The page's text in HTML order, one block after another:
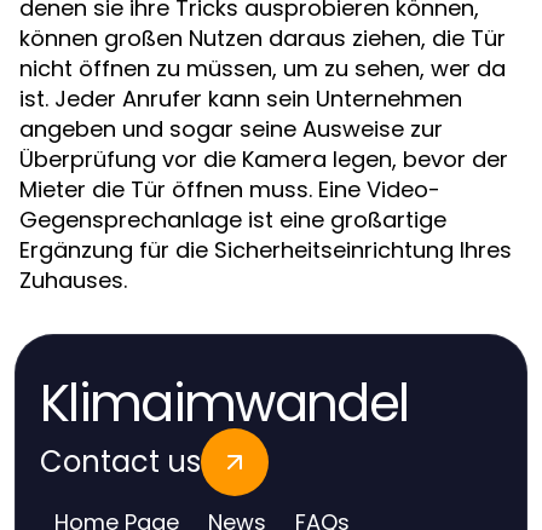
denen sie ihre Tricks ausprobieren können,
können großen Nutzen daraus ziehen, die Tür
nicht öffnen zu müssen, um zu sehen, wer da
ist. Jeder Anrufer kann sein Unternehmen
angeben und sogar seine Ausweise zur
Überprüfung vor die Kamera legen, bevor der
Mieter die Tür öffnen muss. Eine Video-
Gegensprechanlage ist eine großartige
Ergänzung für die Sicherheitseinrichtung Ihres
Zuhauses.
Klimaimwandel
Contact us
Home Page News FAQs